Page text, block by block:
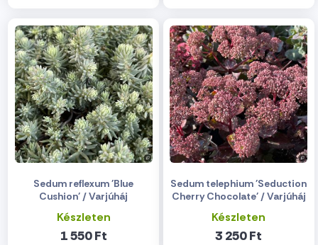
Sedum reflexum 'Blue
Cushion' / Varjúháj
Készleten
1 550 Ft
Sedum telephium 'Seduction
Cherry Chocolate' / Varjúháj
Készleten
3 250 Ft